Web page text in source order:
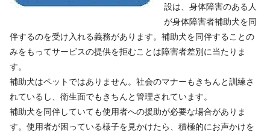
設は、身体障害のある人
が身体障害者補助犬を同
伴するのを受け入れる義務があります。補助犬を同伴することの
みをもってサービスの提供を拒むことは障害者差別に当たりま
す。
補助犬はペットではありません。社会のマナーもきちんと訓練さ
れているし、衛生面でもきちんと管理されています。
補助犬を同伴していても使用者への援助が必要な場合がありま
す。使用者が困っている様子を見かけたら、積極的にお声かけを